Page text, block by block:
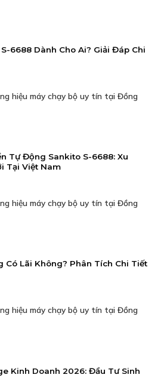
6688 Dành Cho Ai? Giải Đáp Chi
hiệu máy chạy bộ uy tín tại Đồng
Tự Động Sankito S-6688: Xu
Tại Việt Nam
hiệu máy chạy bộ uy tín tại Đồng
Có Lãi Không? Phân Tích Chi Tiết
hiệu máy chạy bộ uy tín tại Đồng
Kinh Doanh 2026: Đầu Tư Sinh